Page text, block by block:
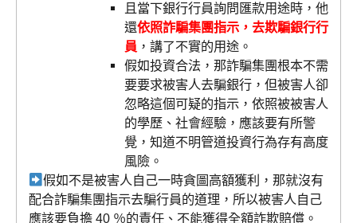
且當下銀行行員詢問匯款用途時，他
還依照詐騙集團指示，去欺騙銀行行
員 ，講了不實的用途。
假如投資合法，那詐騙集團根本不需
要要求被害人去騙銀行，但被害人卻
忽略這個可疑的指示，依照被被害人
的學歷、社會經驗，應該要有所警
覺，知道不明管道投資行為存有高度
風險。
假如不是被害人自己一時貪圖高額獲利，那就沒有
配合詐騙集團指示去騙行員的道理，所以被害人自己
應該要負擔 40 ％的責任、不能獲得全額詐欺賠償。